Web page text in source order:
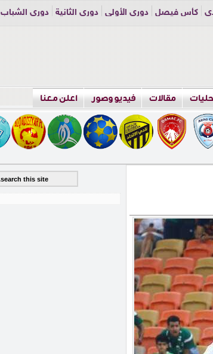
كأس فيصل دوري الأولى دوري الثانية
دوري الشباب
مقالات فيديو وصور اعلن معنا